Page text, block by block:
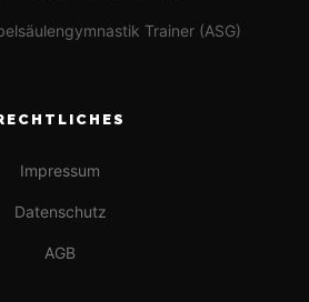
Trainer (ASG)
Impressum
Datenschutz
AGB